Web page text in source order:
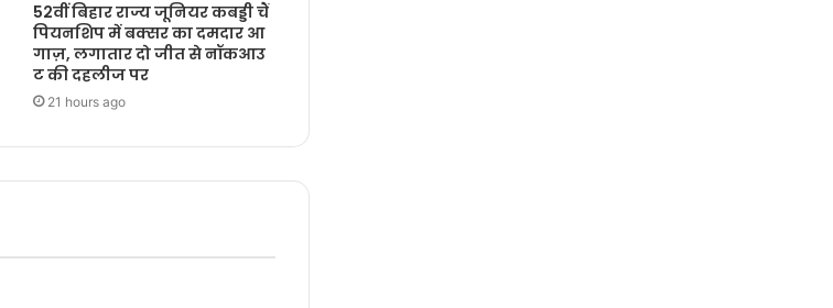
52वीं बिहार राज्य जूनियर कबड्डी चैं
पियनशिप में बक्सर का दमदार आ
गाज़, लगातार दो जीत से नॉकआउ
ट की दहलीज पर
21 hours ago